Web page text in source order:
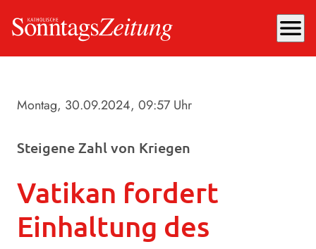
menu
Montag, 30.09.2024, 09:57 Uhr
Steigene Zahl von Kriegen
Vatikan fordert
Einhaltung des